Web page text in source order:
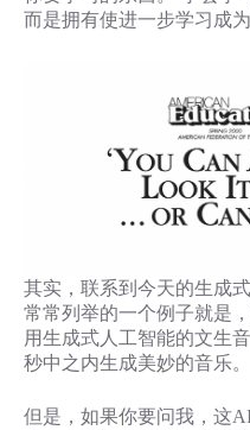
而是拥有使进一步学习成
其实，联系到今天的生成
常常列举的一个例子就是
用生成式人工智能的文生
秒中之内生成美妙的音乐。
但是，如果你要问我，这